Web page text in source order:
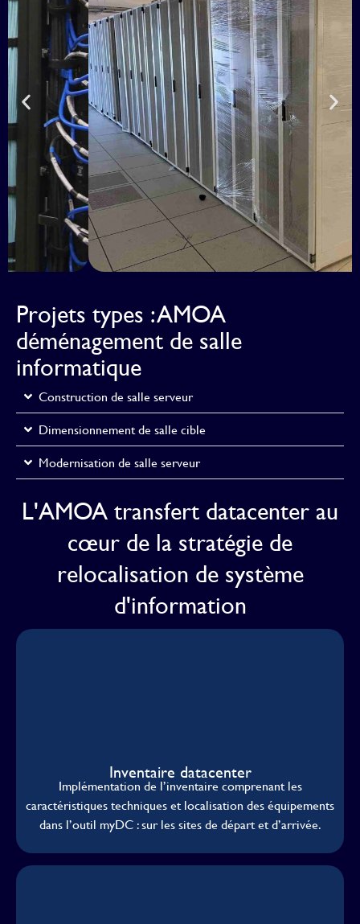
Projets types : AMOA
déménagement de salle
informatique
Construction de salle serveur
Dimensionnement de salle cible
Modernisation de salle serveur
L'AMOA transfert datacenter au
cœur de la stratégie de
relocalisation de système
d'information
Inventaire datacenter
Implémentation de l’inventaire comprenant les
caractéristiques techniques et localisation des équipements
dans l’outil myDC : sur les sites de départ et d’arrivée.